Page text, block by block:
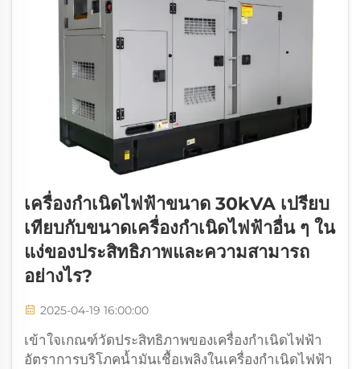
เครื่องกำเนิดไฟฟ้าขนาด 30kVA เปรียบ
เทียบกับขนาดเครื่องกำเนิดไฟฟ้าอื่น ๆ ใน
แง่ของประสิทธิภาพและความสามารถ
อย่างไร?
2025-04-19 16:00:00
เข้าใจเกณฑ์วัดประสิทธิภาพของเครื่องกำเนิดไฟฟ้า
อัตราการบริโภคน้ำมันเชื้อเพลิงในเครื่องกำเนิดไฟฟ้า